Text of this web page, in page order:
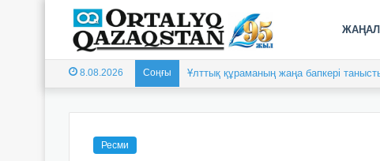
8.08.2026 Соңғы Ұлттық құраманың жаңа бапкері
Ресми